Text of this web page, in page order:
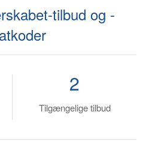
tilbud og -
Tilgængelige tilbud
2